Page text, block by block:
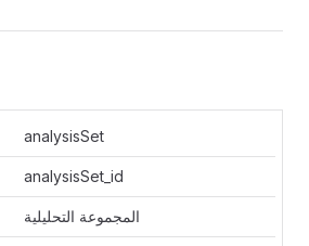
analysisSet
analysisSet_id
المجموعة التحليلية